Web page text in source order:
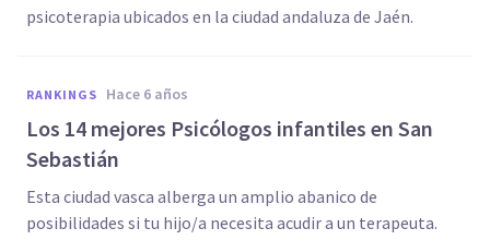
psicoterapia ubicados en la ciudad andaluza de Jaén.
RANKINGS hace 6 años
Los 14 mejores Psicólogos infantiles en San
Sebastián
Esta ciudad vasca alberga un amplio abanico de
posibilidades si tu hijo/a necesita acudir a un terapeuta.